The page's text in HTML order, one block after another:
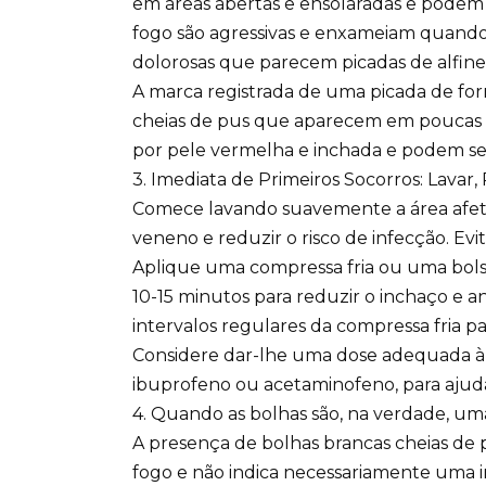
fogo são agressivas e enxameiam
dolorosas que parecem picadas de
A marca registrada de uma picada de
cheias de pus que aparecem em
por pele vermelha e inchada e podem
3. Imediata de Primeiros Socorros:
Comece lavando suavemente a área
veneno e reduzir o risco de infecção.
Aplique uma compressa fria ou uma
10-15 minutos para reduzir o inchaço e
intervalos regulares da compressa fria
Considere dar-lhe uma dose adequada
ibuprofeno ou acetaminofeno, para
4. Quando as bolhas são, na verdade,
A presença de bolhas brancas cheias
fogo e não indica necessariamente uma